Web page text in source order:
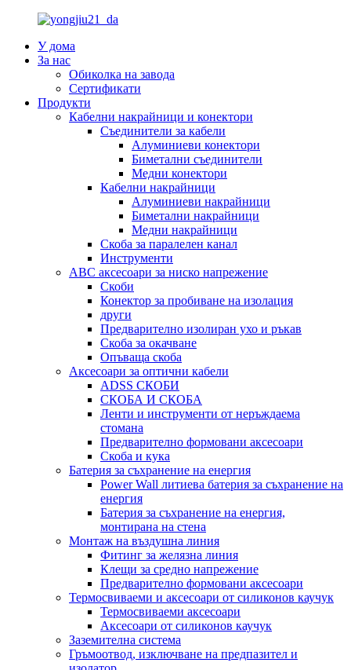
У дома
За нас
Обиколка на завода
Сертификати
Продукти
Кабелни накрайници и конектори
Съединители за кабели
Алуминиеви конектори
Биметални съединители
Медни конектори
Кабелни накрайници
Алуминиеви накрайници
Биметални накрайници
Медни накрайници
Скоба за паралелен канал
Инструменти
ABC аксесоари за ниско напрежение
Скоби
Конектор за пробиване на изолация
други
Предварително изолиран ухо и ръкав
Скоба за окачване
Опъваща скоба
Аксесоари за оптични кабели
ADSS СКОБИ
СКОБА И СКОБА
Ленти и инструменти от неръждаема
стомана
Предварително формовани аксесоари
Скоба и кука
Батерия за съхранение на енергия
Power Wall литиева батерия за съхранение на
енергия
Батерия за съхранение на енергия,
монтирана на стена
Монтаж на въздушна линия
Фитинг за желязна линия
Клещи за средно напрежение
Предварително формовани аксесоари
Термосвиваеми и аксесоари от силиконов каучук
Термосвиваеми аксесоари
Аксесоари от силиконов каучук
Заземителна система
Гръмоотвод, изключване на предпазител и